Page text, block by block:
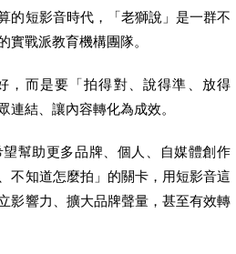
的短影音時代，「老獅說」是一群不
實戰派教育機構團隊。
，而是要「拍得對、說得準、放得
連結、讓內容轉化為成效。
幫助更多品牌、個人、自媒體創作
不知道怎麼拍」的關卡，用短影音這
影響力、擴大品牌聲量，甚至有效轉